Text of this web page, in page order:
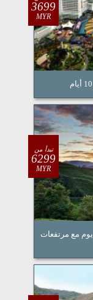
3699
MYR
تبدأ من
6299
MYR
باقة سياحية 4 نجوم ذهبي لمدة 14 ليلة و 15 يوم مع مرتفعات